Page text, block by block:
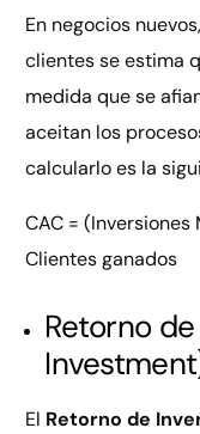
En negocios
clientes se estima
medida que se
aceitan los
calcularlo es la
CAC =
Clientes ganados
Retorno
El Retorno de